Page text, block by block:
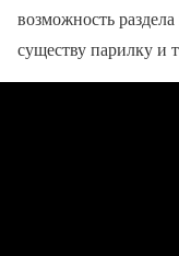
возможность
существу парилку и